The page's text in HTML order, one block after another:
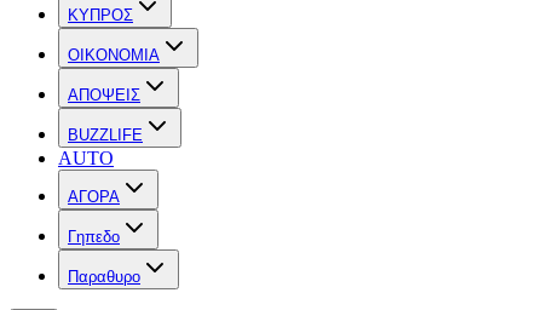
ΚΥΠΡΟΣ
OIKONOMIA
ΑΠΟΨΕΙΣ
BUZZLIFE
AUTO
ΑΓΟΡΑ
Γηπεδο
Παραθυρο